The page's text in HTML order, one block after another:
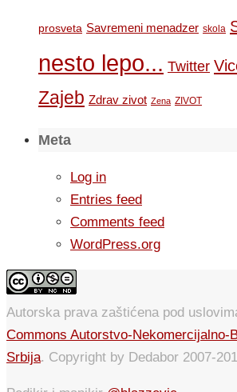
prosveta Savremeni menadzer skola
nesto lepo... Twitter
Zajeb Zdrav zivot Zena ZIVOT
Meta
Log in
Entries feed
Comments feed
WordPress.org
Autorska prava zaštićena pod
Commons Autorstvo-Nekomercijalno-
Srbija. Copyright by Dedabor 2007-